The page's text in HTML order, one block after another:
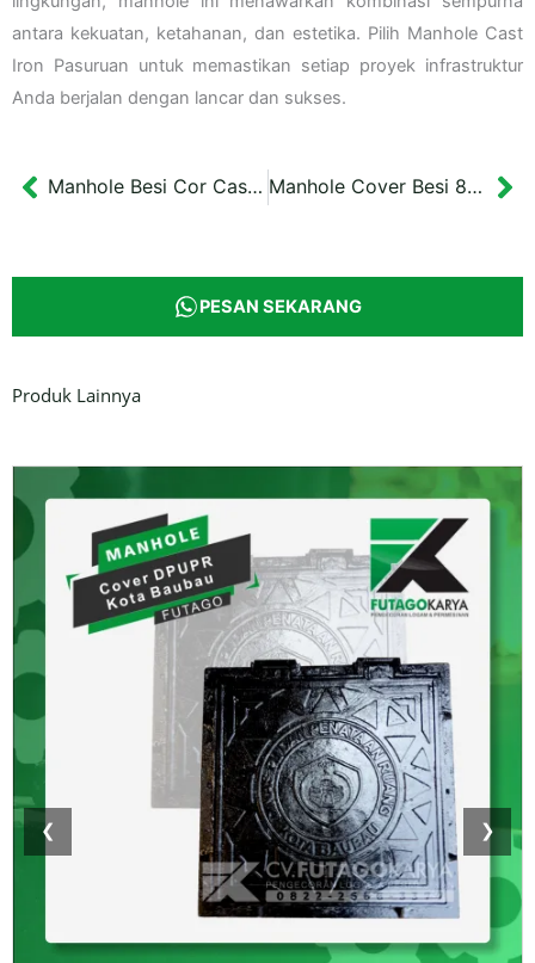
antara kekuatan, ketahanan, dan estetika. Pilih Manhole Cast
Iron Pasuruan untuk memastikan setiap proyek infrastruktur
Anda berjalan dengan lancar dan sukses.
Prev Manhole Besi Cor Cast Iron Pasuruan Cover 80 x 80 cm Manhole Cover Besi 80 x 50 cm Drainase Kota Pekalongan
PESAN SEKARANG
Produk Lainnya
❮ ❯